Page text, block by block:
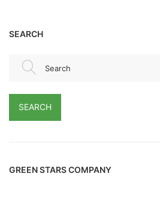
SEARCH
Search
SEARCH
GREEN STARS COMPANY